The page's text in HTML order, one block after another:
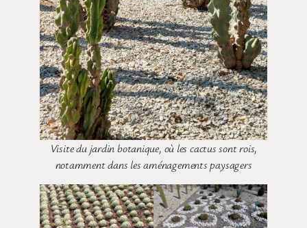
Visite du jardin botanique, où les cactus sont rois,
notamment dans les aménagements paysagers